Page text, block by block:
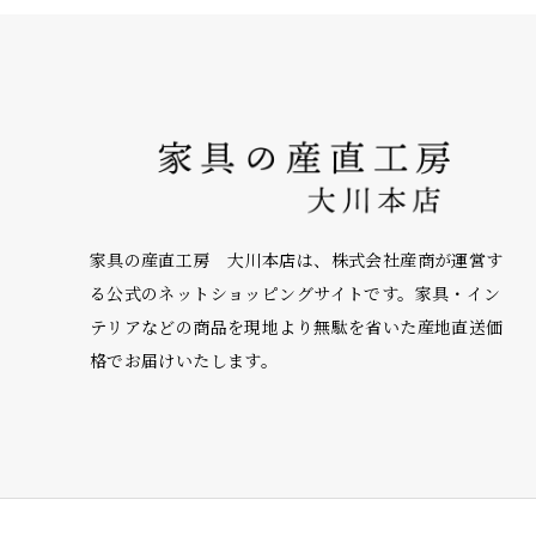
家具の産直工房 大川本店は、株式会社産商が運営す
る公式のネットショッピングサイトです。家具・イン
テリアなどの商品を現地より無駄を省いた産地直送価
格でお届けいたします。